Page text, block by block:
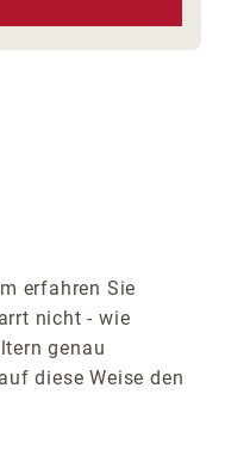
erfahren Sie
nicht - wie
genau
diese Weise den